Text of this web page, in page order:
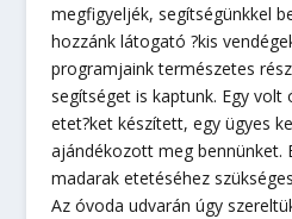
megfigyeljék, segítségünkkel
hozzánk látogató ?kis
programjaink természetes
segítséget is kaptunk. Egy volt
etet?ket készített, egy ügyes
ajándékozott meg bennünket.
madarak etetéséhez
Az óvoda udvarán úgy